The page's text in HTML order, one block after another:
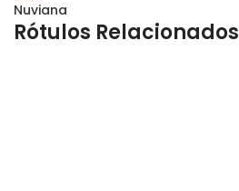
Nuviana
Rótulos Relacionados